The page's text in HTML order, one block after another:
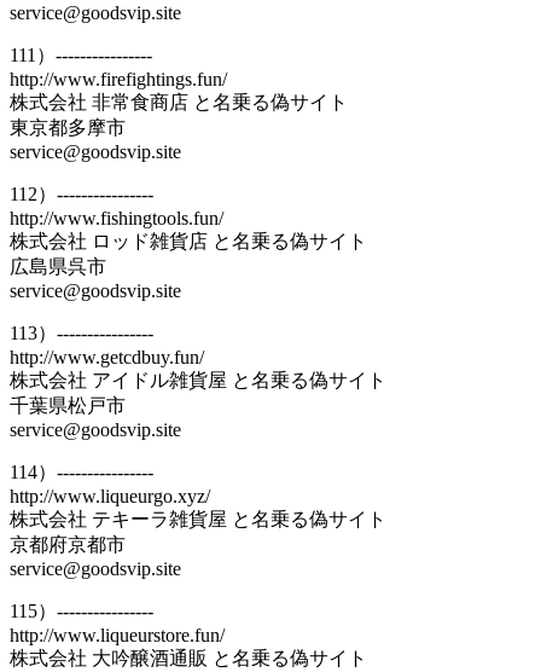
service@goodsvip.site
111）----------------
http://www.firefightings.fun/
株式会社 非常食商店 と名乗る偽サイト
東京都多摩市
service@goodsvip.site
112）----------------
http://www.fishingtools.fun/
株式会社 ロッド雑貨店 と名乗る偽サイト
広島県呉市
service@goodsvip.site
113）----------------
http://www.getcdbuy.fun/
株式会社 アイドル雑貨屋 と名乗る偽サイト
千葉県松戸市
service@goodsvip.site
114）----------------
http://www.liqueurgo.xyz/
株式会社 テキーラ雑貨屋 と名乗る偽サイト
京都府京都市
service@goodsvip.site
115）----------------
http://www.liqueurstore.fun/
株式会社 大吟醸酒通販 と名乗る偽サイト